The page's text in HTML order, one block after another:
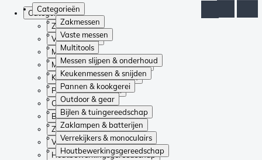
Categorieën
Zakmessen
Vaste messen
Multitools
Messen slijpen & onderhoud
Keukenmessen & snijden
Pannen & kookgerei
Outdoor & gear
Bijlen & tuingereedschap
Zaklampen & batterijen
Verrekijkers & monoculairs
Houtbewerkingsgereedschap
Categorieën
Zakmessen
Vaste messen
Multitools
Messen slijpen & onderhoud
Keukenmessen & snijden
Pannen & kookgerei
Outdoor & gear
Bijlen & tuingereedschap
Zaklampen & batterijen
Verrekijkers & monoculairs
Houtbewerkingsgereedschap